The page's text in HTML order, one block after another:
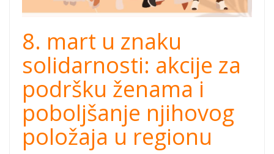
8. mart u znaku
solidarnosti: akcije za
podršku ženama i
poboljšanje njihovog
položaja u regionu